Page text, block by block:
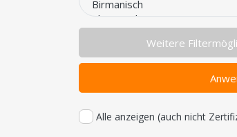
Weitere
Alle anzeigen (auch nicht